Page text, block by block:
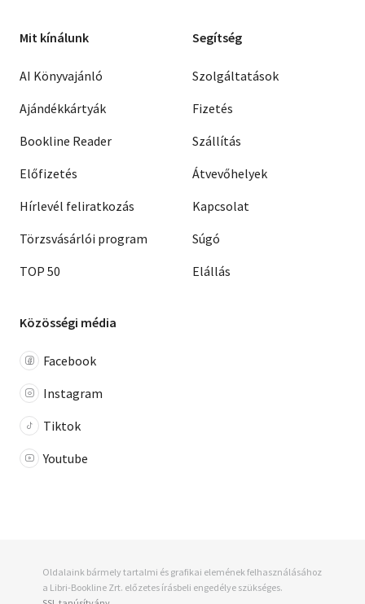
Mit kínálunk
AI Könyvajánló
Ajándékkártyák
Bookline Reader
Előfizetés
Hírlevél feliratkozás
Törzsvásárlói program
TOP 50
Segítség
Szolgáltatások
Fizetés
Szállítás
Átvevőhelyek
Kapcsolat
Súgó
Elállás
Közösségi média
Facebook
Instagram
Tiktok
Youtube
Oldalaink bármely tartalmi és grafikai elemének felhasználásához
a Libri-Bookline Zrt. előzetes írásbeli engedélye szükséges.